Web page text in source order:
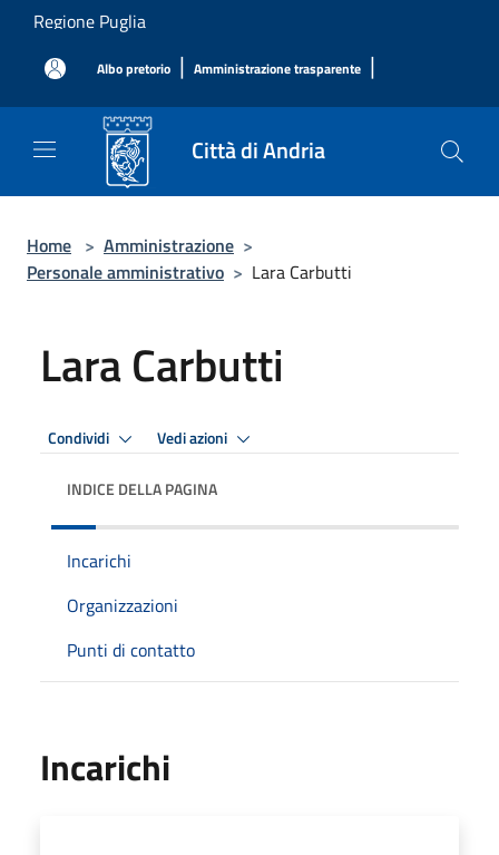
Salta al contenuto principale
Regione Puglia
Albo pretorio | Amministrazione trasparente |
Città di Andria
Home > Amministrazione >
Personale amministrativo > Lara Carbutti
Lara Carbutti
Condividi Vedi azioni
INDICE DELLA PAGINA
Incarichi
Organizzazioni
Punti di contatto
Incarichi